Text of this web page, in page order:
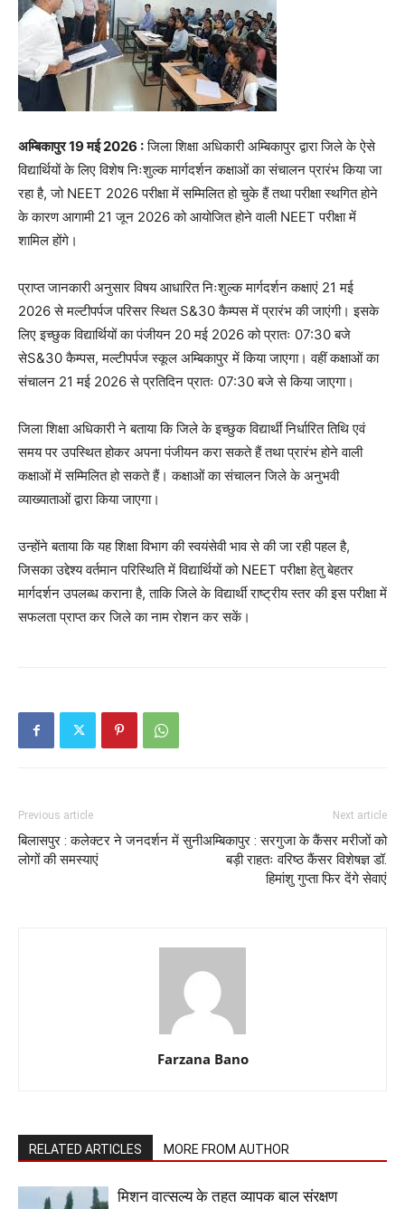
अम्बिकापुर 19 मई 2026 :जिला शिक्षा अधिकारी अम्बिकापुर द्वारा जिले के ऐसे
विद्यार्थियों के लिए विशेष निःशुल्क मार्गदर्शन कक्षाओं का संचालन प्रारंभ किया जा
रहा है, जो NEET 2026 परीक्षा में सम्मिलित हो चुके हैं तथा परीक्षा स्थगित होने
के कारण आगामी 21 जून 2026 को आयोजित होने वाली NEET परीक्षा में
शामिल होंगे।
प्राप्त जानकारी अनुसार विषय आधारित निःशुल्क मार्गदर्शन कक्षाएं 21 मई
2026 से मल्टीपर्पज परिसर स्थित S&30 कैम्पस में प्रारंभ की जाएंगी। इसके
लिए इच्छुक विद्यार्थियों का पंजीयन 20 मई 2026 को प्रातः 07:30 बजे
सेS&30 कैम्पस, मल्टीपर्पज स्कूल अम्बिकापुर में किया जाएगा। वहीं कक्षाओं का
संचालन 21 मई 2026 से प्रतिदिन प्रातः 07:30 बजे से किया जाएगा।
जिला शिक्षा अधिकारी ने बताया कि जिले के इच्छुक विद्यार्थी निर्धारित तिथि एवं
समय पर उपस्थित होकर अपना पंजीयन करा सकते हैं तथा प्रारंभ होने वाली
कक्षाओं में सम्मिलित हो सकते हैं। कक्षाओं का संचालन जिले के अनुभवी
व्याख्याताओं द्वारा किया जाएगा।
उन्होंने बताया कि यह शिक्षा विभाग की स्वयंसेवी भाव से की जा रही पहल है,
जिसका उद्देश्य वर्तमान परिस्थिति में विद्यार्थियों को NEET परीक्षा हेतु बेहतर
मार्गदर्शन उपलब्ध कराना है, ताकि जिले के विद्यार्थी राष्ट्रीय स्तर की इस परीक्षा में
सफलता प्राप्त कर जिले का नाम रोशन कर सकें।
Previous article
बिलासपुर : कलेक्टर ने जनदर्शन में सुनी
लोगों की समस्याएं
Next article
अम्बिकापुर : सरगुजा के कैंसर मरीजों को
बड़ी राहतः वरिष्ठ कैंसर विशेषज्ञ डॉ.
हिमांशु गुप्ता फिर देंगे सेवाएं
Farzana Bano
RELATED ARTICLES MORE FROM AUTHOR
मिशन वात्सल्य के तहत व्यापक बाल संरक्षण